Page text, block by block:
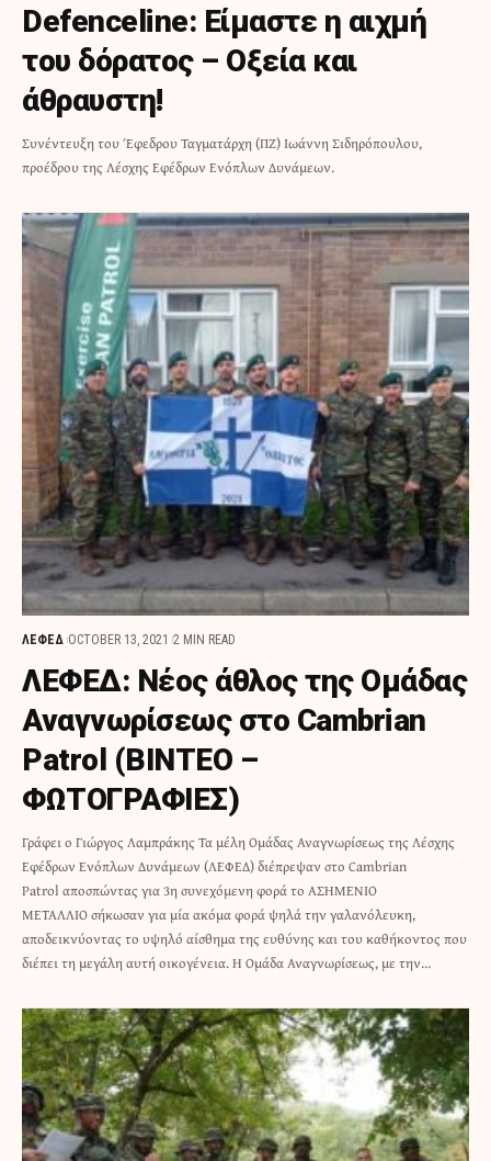
Defenceline: Είμαστε η αιχμή
του δόρατος – Οξεία και
άθραυστη!
Συνέντευξη του Έφεδρου Ταγματάρχη (ΠΖ) Ιωάννη Σιδηρόπουλου,
προέδρου της Λέσχης Εφέδρων Ενόπλων Δυνάμεων.
ΛΕΦΕΔ OCTOBER 13, 2021 2 MIN READ
ΛΕΦΕΔ: Νέος άθλος της Ομάδας
Αναγνωρίσεως στο Cambrian
Patrol (ΒΙΝΤΕΟ –
ΦΩΤΟΓΡΑΦΙΕΣ)
Γράφει ο Γιώργος Λαμπράκης Τα μέλη Ομάδας Αναγνωρίσεως της Λέσχης
Εφέδρων Ενόπλων Δυνάμεων (ΛΕΦΕΔ) διέπρεψαν στο Cambrian
Patrol αποσπώντας για 3η συνεχόμενη φορά το ΑΣΗΜΕΝΙΟ
ΜΕΤΑΛΛΙΟ σήκωσαν για μία ακόμα φορά ψηλά την γαλανόλευκη,
αποδεικνύοντας το υψηλό αίσθημα της ευθύνης και του καθήκοντος που
διέπει τη μεγάλη αυτή οικογένεια. Η Ομάδα Αναγνωρίσεως, με την…